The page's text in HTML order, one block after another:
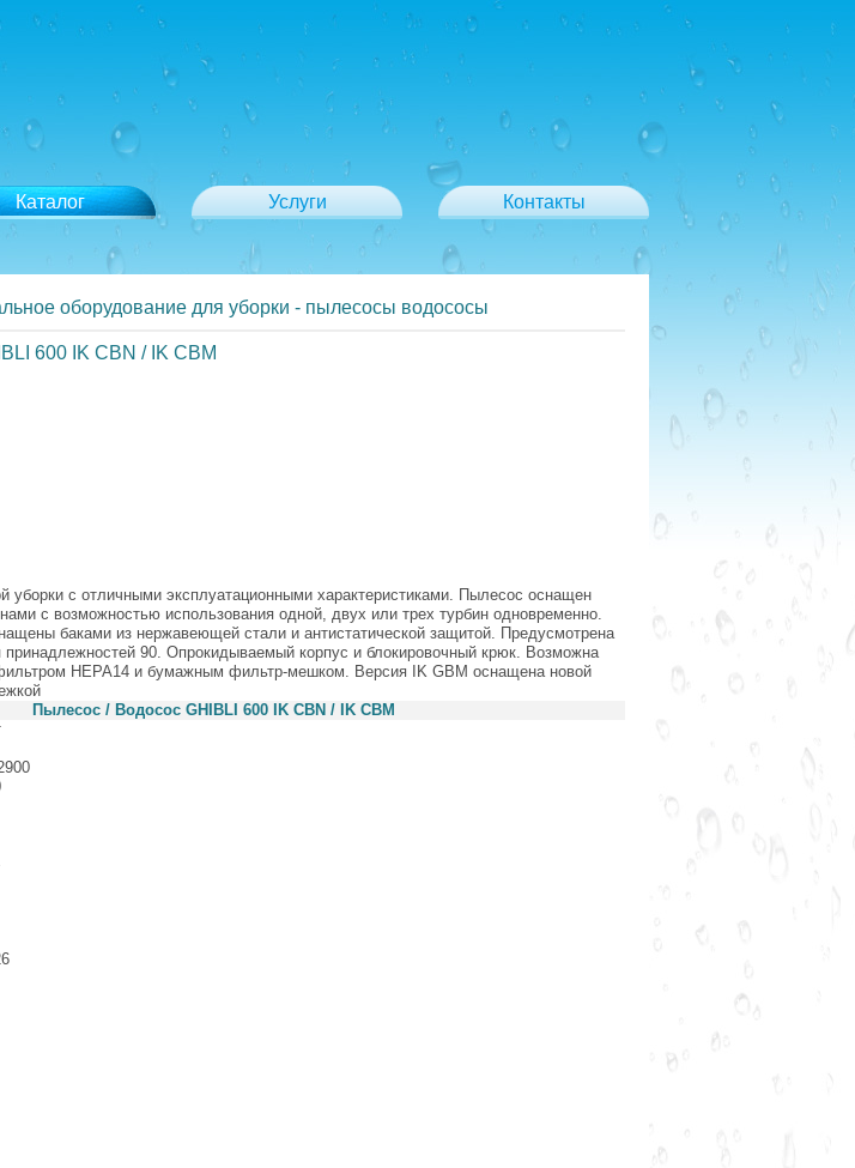
Каталог Услуги Контакты
оборудование для уборки - пылесосы водососы
600 IK CBN / IK CBM
уборки с отличными эксплуатационными характеристиками. Пылесос оснащен
с возможностью использования одной, двух или трех турбин одновременно.
баками из нержавеющей стали и антистатической защитой. Предусмотрена
принадлежностей 90. Опрокидываемый корпус и блокировочный крюк. Возможна
НЕРА14 и бумажным фильтр-мешком. Версия IK GBM оснащена новой
Пылесос / Водосос GHIBLI 600 IK CBN / IK CBM